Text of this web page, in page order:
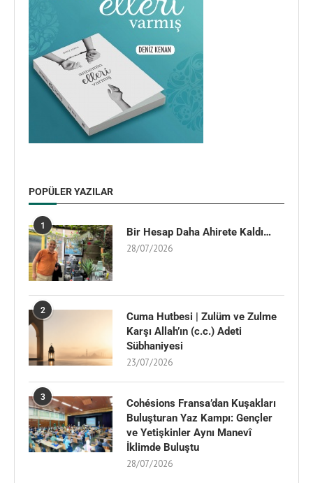
POPÜLER YAZILAR
1 Bir Hesap Daha Ahirete Kaldı…
28/07/2026
2
Cuma Hutbesi | Zulüm ve Zulme
Karşı Allah’ın (c.c.) Adeti
Sübhaniyesi
23/07/2026
3
Cohésions Fransa’dan Kuşakları
Buluşturan Yaz Kampı: Gençler
ve Yetişkinler Aynı Manevî
İklimde Buluştu
28/07/2026